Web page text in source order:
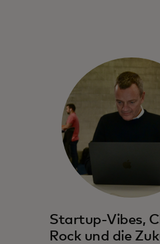
Startup-Vibes,
Rock und die